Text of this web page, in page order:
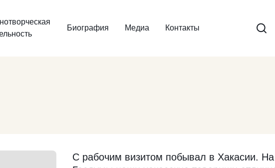
Биография Медиа Контакты
Search
С рабочим визитом побывал в Хакасии.